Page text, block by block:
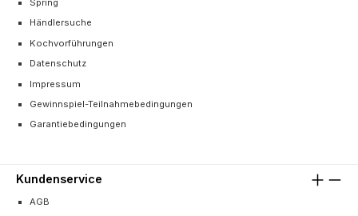
Spring
Händlersuche
Kochvorführungen
Datenschutz
Impressum
Gewinnspiel-Teilnahmebedingungen
Garantiebedingungen
Kundenservice
AGB